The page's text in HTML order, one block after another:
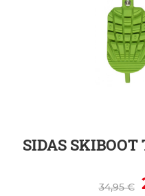
SIDAS SKIBOOT
34,95 €
ZUR